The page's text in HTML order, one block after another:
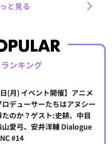
と見る
ンキング
日(月) イベント開催】アニメ
デューサーたちはアヌシー
たのか？ゲスト:史耕、中目
山愛弓、安井洋輔 Dialogue
#14